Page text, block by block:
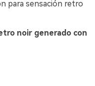
para sensación retro
noir generado con